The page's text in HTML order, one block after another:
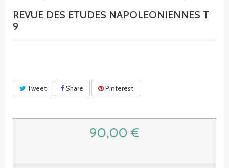
REVUE DES ETUDES NAPOLEONIENNES T
9
Tweet Share Pinterest
90,00 €